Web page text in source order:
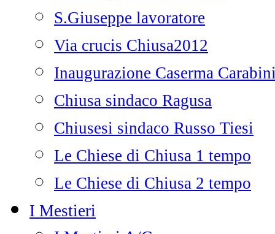
S.Giuseppe lavoratore
Via crucis Chiusa2012
Inaugurazione Caserma
Chiusa sindaco Ragusa
Chiusesi sindaco Russo Tiesi
Le Chiese di Chiusa 1 tempo
Le Chiese di Chiusa 2 tempo
I Mestieri